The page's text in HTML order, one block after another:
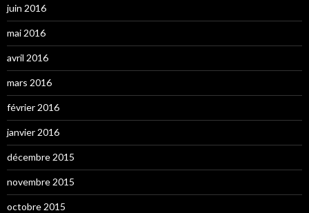
juin 2016
mai 2016
avril 2016
mars 2016
février 2016
janvier 2016
décembre 2015
novembre 2015
octobre 2015